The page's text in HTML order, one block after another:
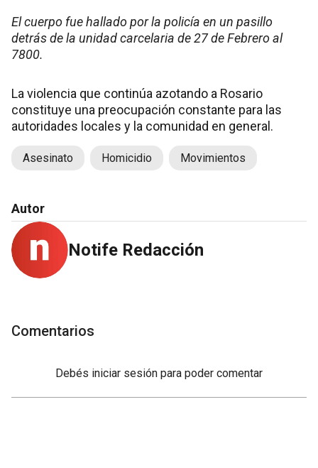
El cuerpo fue hallado por la policía en un pasillo
detrás de la unidad carcelaria de 27 de Febrero al
7800.
La violencia que continúa azotando a Rosario
constituye una preocupación constante para las
autoridades locales y la comunidad en general.
Asesinato Homicidio Movimientos
Autor
Notife Redacción
Comentarios
Debés iniciar sesión para poder comentar